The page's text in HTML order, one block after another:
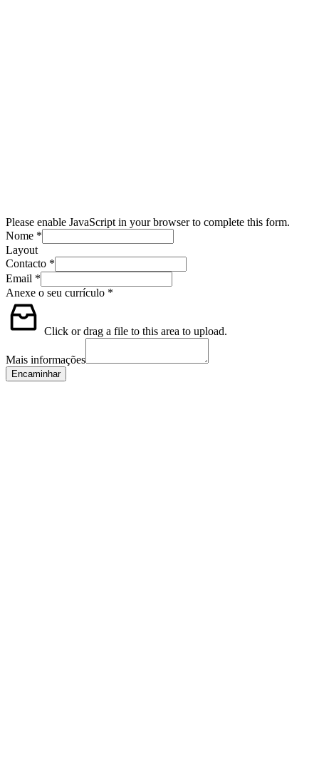
Please enable JavaScript in your browser to complete this form.
Nome *
Layout
Contacto *
Email *
Anexe o seu currículo *
Click or drag a file to this area to upload.
Mais informações
Encaminhar